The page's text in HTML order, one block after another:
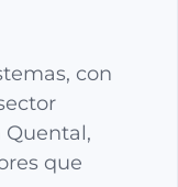
con
que